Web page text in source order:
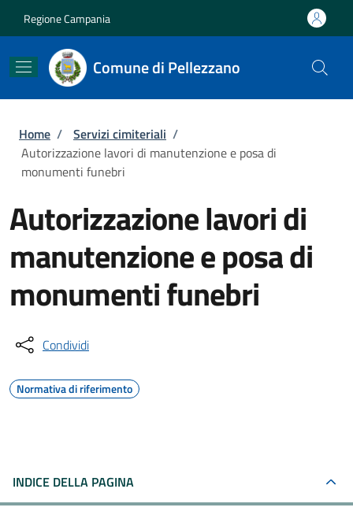
Regione Campania
Comune di Pellezzano
Briciole di pane
Home / Servizi cimiteriali /
Autorizzazione lavori di manutenzione e posa di
monumenti funebri
Autorizzazione lavori di
manutenzione e posa di
monumenti funebri
Condividi
Normativa di riferimento
INDICE DELLA PAGINA